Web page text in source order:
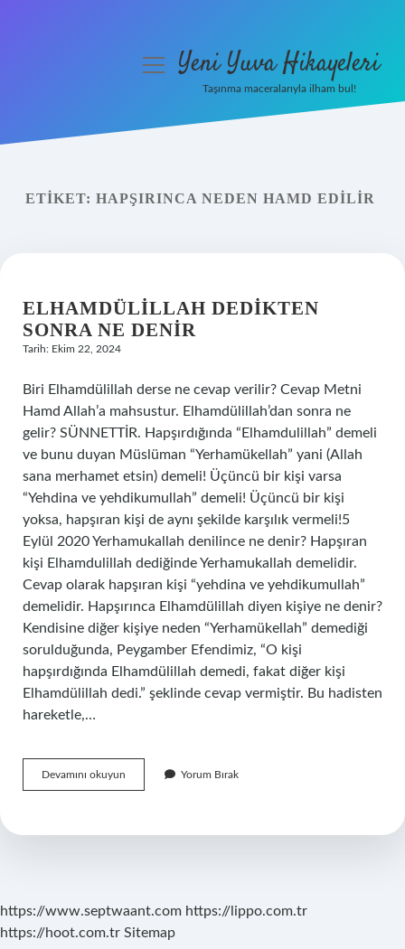
Yasal Uyarı
menüyüYeni Yuva Hikayeleri
Taşınma maceralarıyla ilham bul!
ETIKET: HAPŞIRINCA NEDEN HAMD EDILIR
ELHAMDÜLILLAH DEDIKTEN
SONRA NE DENIR
Tarih: Ekim 22, 2024
Biri Elhamdülillah derse ne cevap verilir? Cevap Metni
Hamd Allah’a mahsustur. Elhamdülillah’dan sonra ne
gelir? SÜNNETTİR. Hapşırdığında “Elhamdulillah” demeli
ve bunu duyan Müslüman “Yerhamükellah” yani (Allah
sana merhamet etsin) demeli! Üçüncü bir kişi varsa
“Yehdina ve yehdikumullah” demeli! Üçüncü bir kişi
yoksa, hapşıran kişi de aynı şekilde karşılık vermeli!5
Eylül 2020 Yerhamukallah denilince ne denir? Hapşıran
kişi Elhamdulillah dediğinde Yerhamukallah demelidir.
Cevap olarak hapşıran kişi “yehdina ve yehdikumullah”
demelidir. Hapşırınca Elhamdülillah diyen kişiye ne denir?
Kendisine diğer kişiye neden “Yerhamükellah” demediği
sorulduğunda, Peygamber Efendimiz, “O kişi
hapşırdığında Elhamdülillah demedi, fakat diğer kişi
Elhamdülillah dedi.” şeklinde cevap vermiştir. Bu hadisten
hareketle,…
Devamını okuyun Elhamdülillah
Dedikten
Denir
Yorum Bırak
https://www.septwaant.com https://lippo.com.tr
https://hoot.com.tr Sitemap